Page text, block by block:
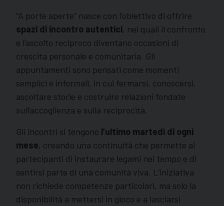
“A porte aperte” nasce con l’obiettivo di offrire
spazi di incontro autentici, nei quali il confronto
e l’ascolto reciproco diventano occasioni di
crescita personale e comunitaria. Gli
appuntamenti sono pensati come momenti
semplici e informali, in cui fermarsi, conoscersi,
ascoltare storie e costruire relazioni fondate
sull’accoglienza e sulla reciprocità.
Gli incontri si tengono l’ultimo martedì di ogni
mese, creando una continuità che permette ai
partecipanti di instaurare legami nel tempo e di
sentirsi parte di una comunità viva. L’iniziativa
non richiede competenze particolari, ma solo la
disponibilità a mettersi in gioco e a lasciarsi